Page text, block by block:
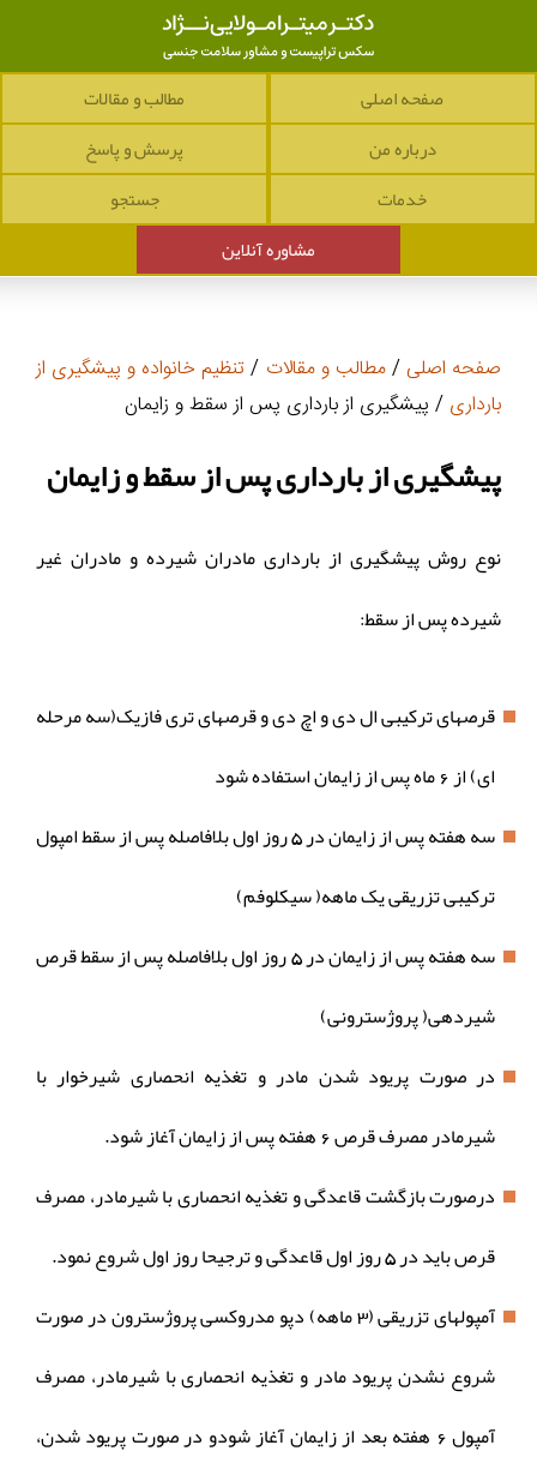
صفحه اصلی
مطالب و مقالات
درباره من
پرسش و پاسخ
خدمات
جستجو
مشاوره آنلاین
صفحه اصلی /مطالب و مقالات / تنظیم خانواده و پیشگیری از
بارداری / پیشگیری از بارداری پس از سقط و زایمان
پیشگیری از بارداری پس از سقط و زایمان
نوع روش پیشگیری از بارداری مادران شیرده و مادران غیر
شیرده پس از سقط:
قرصهای ترکیبی ال دی و اچ دی و قرصهای تری فازیک(سه مرحله
ای) از 6 ماه پس از زایمان استفاده شود
سه هفته پس از زایمان در 5 روز اول بلافاصله پس از سقط امپول
ترکیبی تزریقی یک ماهه( سیکلوفم)
سه هفته پس از زایمان در 5 روز اول بلافاصله پس از سقط قرص
شیردهی( پروژسترونی)
در صورت پریود شدن مادر و تغذیه انحصاری شیرخوار با
شیرمادر مصرف قرص 6 هفته پس از زایمان آغاز شود.
درصورت بازگشت قاعدگی و تغذیه انحصاری با شیرمادر، مصرف
قرص باید در 5 روز اول قاعدگی و ترجیحا روز اول شروع نمود.
آمپولهای تزریقی (3 ماهه) دپو مدروکسی پروژسترون در صورت
شروع نشدن پریود مادر و تغذیه انحصاری با شیرمادر، مصرف
آمپول 6 هفته بعد از زایمان آغاز شودو در صورت پریود شدن،